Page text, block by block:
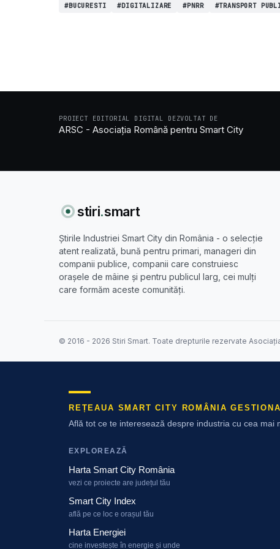
#BUCURESTI #DIGITALIZARE #PNRR #TRANSPORT
PROIECT EDITORIAL DIGITAL DEZVOLTAT DE
ARSC - Asociația Română pentru Smart City
stiri.smart
Știrile Industriei Smart City din România - o selecție
atent realizată, bună pentru primari, manageri din
companii publice, companii care construiesc
orașele de mâine și pentru publicul larg, cei mulți
care formăm aceste comunități.
© 2016 - 2026 Stiri Smart. Toate drepturile rezervate
REȚEAUA SMART CITY ROMÂNIA
Află tot ce te interesează despre industria cu cea mai
EXPLOREAZĂ
Harta Smart City România
vezi ce proiecte are județul tău
Smart City Index
află pe ce loc e orașul tău
Harta Energiei
cine investește în energie și unde